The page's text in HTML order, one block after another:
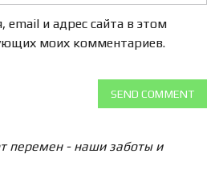
email и адрес сайта в этом
моих комментариев.
SEND COMMENT
перемен - наши заботы и